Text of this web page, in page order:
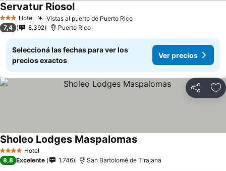
3 Estrellas
Hotel Vistas al puerto de Puerto RicoVer precios
Servatur RiosolVer precios
7,4 8.392 Puerto Rico
Seleccioná las fechas para ver los
precios exactos
Ver precios
Compartir
4 EstrellasHotel
Sholeo Lodges MaspalomasVer precios
8,8 Excelente 1.746 San Bartolomé de Tirajana